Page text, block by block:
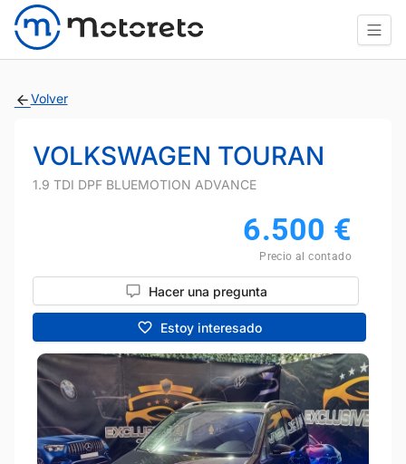
Volver
VOLKSWAGEN TOURAN
1.9 TDI DPF BLUEMOTION ADVANCE
6.500 €
Precio al contado
Hacer una pregunta
Estoy interesado